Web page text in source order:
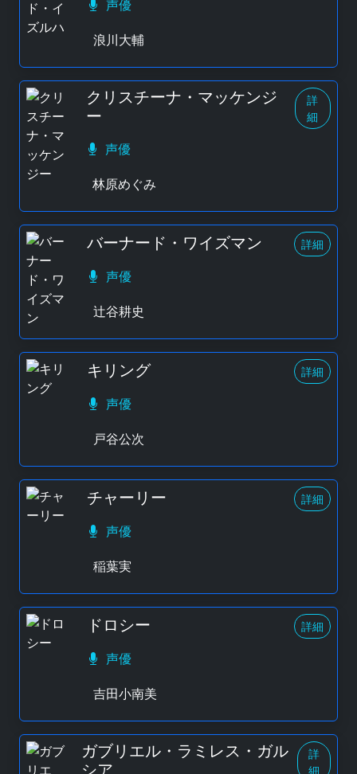
声優
浪川大輔
クリスチーナ・マッケンジ
ー
詳
細
声優
林原めぐみ
バーナード・ワイズマン 詳細
声優
辻谷耕史
キリング 詳細
声優
戸谷公次
チャーリー 詳細
声優
稲葉実
ドロシー 詳細
声優
吉田小南美
ガブリエル・ラミレス・ガル
シア
詳
細